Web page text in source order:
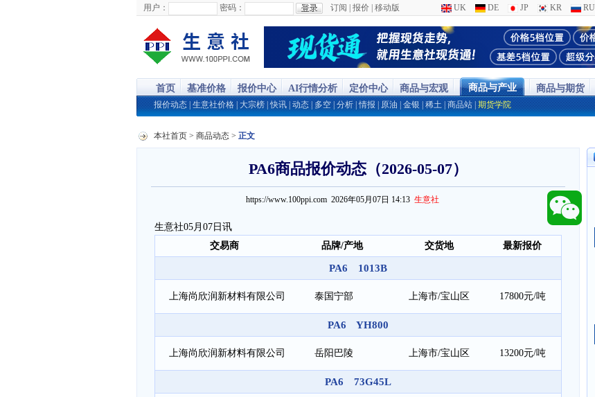
用户： 密码： 订阅 报价 移动版 UK DE JP KR RU
首页 基准价格 报价中心 AI行情分析 定价中心 商品与宏观 商品与产业 商品与期货
报价动态 生意社价格 大宗榜 |快讯 动态 多空 分析 |情报 原油 金银 稀土 商品站 期货学院
本社首页 > 商品动态 > 正文
PA6商品报价动态（2026-05-07）
https://www.100ppi.com 2026年05月07日 14:13 生意社
生意社05月07日讯
交易商
品牌/产地 交货地 最新报价
PA6 1013B
上海尚欣润新材料有限公司 泰国宁部 上海市/宝山区 17800元/吨
PA6 YH800
上海尚欣润新材料有限公司 岳阳巴陵 上海市/宝山区 13200元/吨
PA6 73G45L